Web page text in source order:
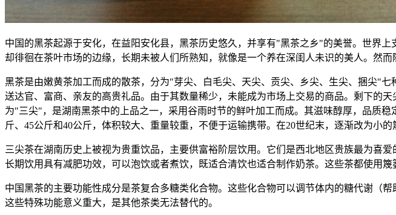
中国的黑茶起源于安化，在益阳安化县，黑茶历史悠久，并享有"黑茶之乡"的美誉。世界
却徘徊在茶叶市场的边缘，长期未被人们所熟知，就像是一个养在深闺人未识的美人。然
黑茶是由嫩黄茶加工而成的散茶，分为"芽尖、白毛尖、天尖、贡尖、乡尖、生尖、捆尖"
送达官、富商、亲友的高贵礼品。由于其数量稀少，未能成为市场上交易的商品。剩下的
为"三尖"，是湖南黑茶中的上品之一，采用谷雨时节的鲜叶加工而成。其滋味醇厚，品质
斤、45公斤和40公斤，体积较大、重量较重，不便于运输携带。在20世纪末，逐渐改为小的
三尖茶在湖南历史上被视为贵重饮品，主要供富裕阶层饮用。它们是西北地区贵族最为喜
长期饮用具有减肥功效，可以泡饮或者煮饮，既适合清饮也适合制作奶茶。这些茶都使用
中国黑茶的主要功能性成分是茶复合多糖类化合物。这些化合物可以调节体内的糖代谢（
这些特殊功能意义重大，是其他茶类无法替代的。